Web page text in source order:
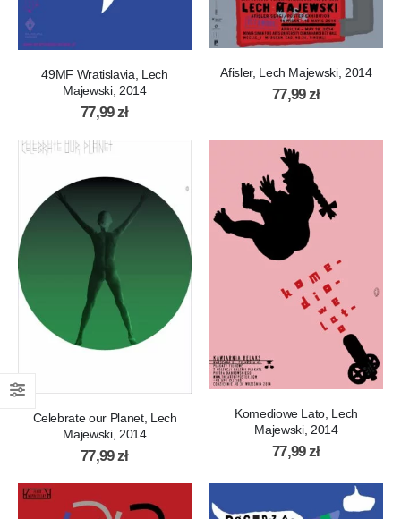
49MF Wratislavia, Lech
Majewski, 2014
77,99zł
Afisler, Lech Majewski, 2014
77,99zł
Celebrate our Planet, Lech
Majewski, 2014
77,99zł
Komediowe Lato, Lech
Majewski, 2014
77,99zł